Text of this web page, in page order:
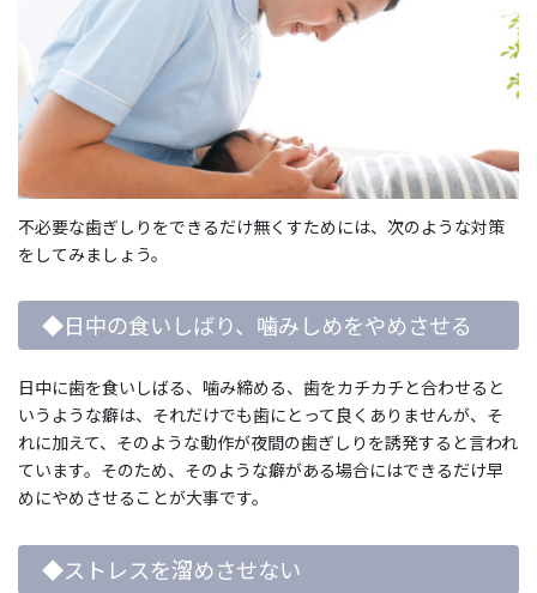
不必要な歯ぎしりをできるだけ無くすためには、次のような対策
をしてみましょう。
◆日中の食いしばり、噛みしめをやめさせる
日中に歯を食いしばる、噛み締める、歯をカチカチと合わせると
いうような癖は、それだけでも歯にとって良くありませんが、そ
れに加えて、そのような動作が夜間の歯ぎしりを誘発すると言われ
ています。そのため、そのような癖がある場合にはできるだけ早
めにやめさせることが大事です。
◆ストレスを溜めさせない